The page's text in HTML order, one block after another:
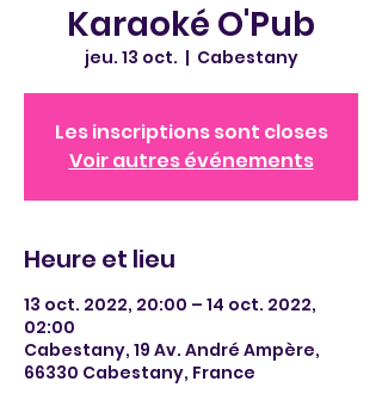
Karaoké O'Pub
jeu. 13 oct.
  |
Cabestany
Les inscriptions sont closes
Voir autres événements
Heure et lieu
13 oct. 2022, 20:00 – 14 oct. 2022,
02:00
Cabestany, 19 Av. André Ampère,
66330 Cabestany, France